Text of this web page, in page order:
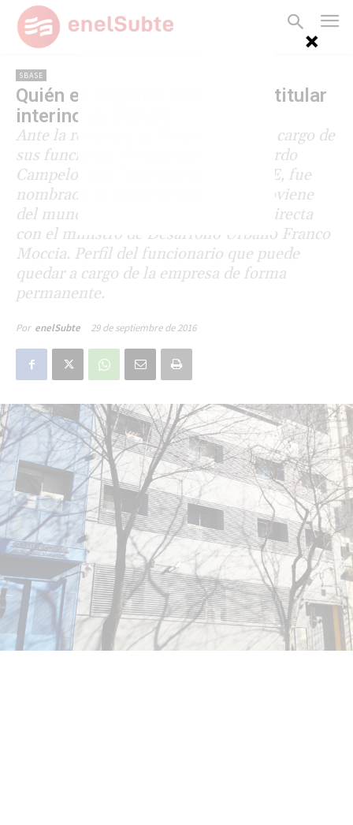
SBASE
Quién es Edgardo Campelo, el titular
interino de SBASE
Ante la renuncia de Piccardo, se hizo cargo de
sus funciones el vicepresidente Edgardo
Campelo. Una "cara nueva" en SBASE, fue
nombrado en enero de este año y proviene
del mundo empresario. Tiene línea directa
con el ministro de Desarrollo Urbano Franco
Moccia. Perfil del funcionario que puede
quedar a cargo de la empresa de forma
permanente.
Por enelSubte 29 de septiembre de 2016